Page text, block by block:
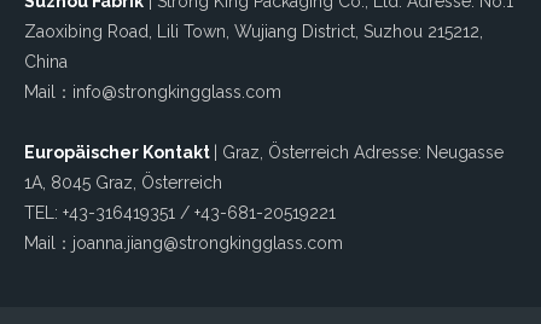
Zaoxibing Road, Lili Town, Wujiang District, Suzhou 215212,
China
Mail：info@strongkingglass.com
Europäischer Kontakt
| Graz, Österreich Adresse: Neugasse
1A, 8045 Graz, Österreich
TEL: +43-316419351 / +43-681-20519221
Mail：joanna.jiang@strongkingglass.com